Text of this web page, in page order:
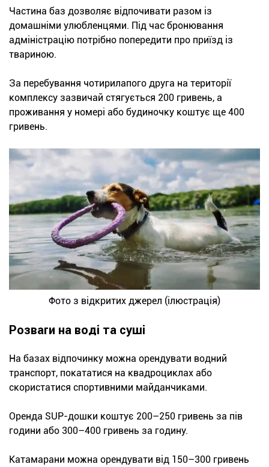
Частина баз дозволяє відпочивати разом із
домашніми улюбленцями. Під час бронювання
адміністрацію потрібно попередити про приїзд із
твариною.
За перебування чотирилапого друга на території
комплексу зазвичай стягується 200 гривень, а
проживання у номері або будиночку коштує ще 400
гривень.
Фото з відкритих джерел (ілюстрація)
Розваги на воді та суші
На базах відпочинку можна орендувати водний
транспорт, покататися на квадроциклах або
скористатися спортивними майданчиками.
Оренда SUP-дошки коштує 200–250 гривень за пів
години або 300–400 гривень за годину.
Катамарани можна орендувати від 150–300 гривень